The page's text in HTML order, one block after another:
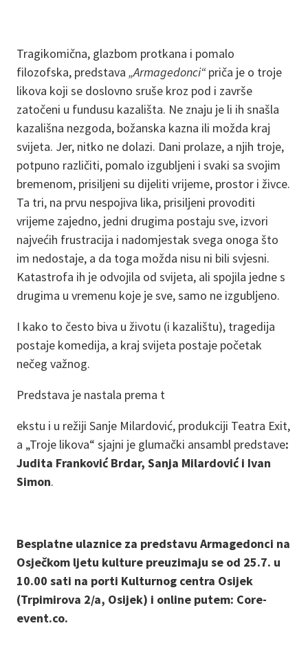
Tragikomična, glazbom protkana i pomalo
filozofska, predstava „Armagedonci“priča je o troje
likova koji se doslovno sruše kroz pod i završe
zatočeni u fundusu kazališta. Ne znaju je li ih snašla
kazališna nezgoda, božanska kazna ili možda kraj
svijeta. Jer, nitko ne dolazi. Dani prolaze, a njih troje,
potpuno različiti, pomalo izgubljeni i svaki sa svojim
bremenom, prisiljeni su dijeliti vrijeme, prostor i živce.
Ta tri, na prvu nespojiva lika, prisiljeni provoditi
vrijeme zajedno, jedni drugima postaju sve, izvori
najvećih frustracija i nadomjestak svega onoga što
im nedostaje, a da toga možda nisu ni bili svjesni.
Katastrofa ih je odvojila od svijeta, ali spojila jedne s
drugima u vremenu koje je sve, samo ne izgubljeno.
I kako to često biva u životu (i kazalištu), tragedija
postaje komedija, a kraj svijeta postaje početak
nečeg važnog.
Predstava je nastala prema t
ekstu i u režiji Sanje Milardović, produkciji Teatra Exit,
a „Troje likova“ sjajni je glumački ansambl predstave:
Judita Franković Brdar, Sanja Milardović i Ivan
Simon.
Besplatne ulaznice za predstavu Armagedonci na
Osječkom ljetu kulture preuzimaju se od 25.7. u
10.00 sati na porti Kulturnog centra Osijek
(Trpimirova 2/a, Osijek) i online putem: Core-
event.co.